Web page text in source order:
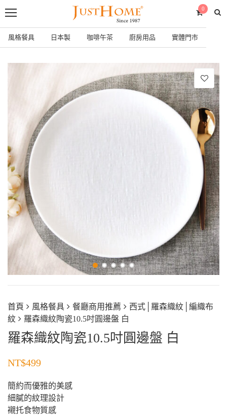
0
風格餐具 日本製 咖啡午茶 廚房用品 實體門市
首頁 風格餐具 餐廳商用推薦
西式│羅森織紋│編織布
紋
羅森織紋陶瓷10.5吋圓邊盤 白
羅森織紋陶瓷10.5吋圓邊盤 白
NT$499
簡約而優雅的美感
細膩的紋理設計
襯托食物質感